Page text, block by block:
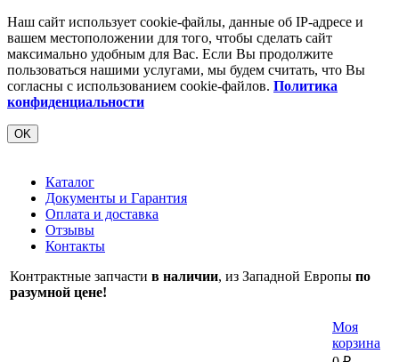
Наш сайт использует cookie-файлы, данные об IP-адресе и
вашем местоположении для того, чтобы сделать сайт
максимально удобным для Вас. Если Вы продолжите
пользоваться нашими услугами, мы будем считать, что Вы
согласны с использованием cookie-файлов. Политика
конфиденциальности
OK
Каталог
Документы и Гарантия
Оплата и доставка
Отзывы
Контакты
Контрактные запчасти в наличии, из Западной Европы по
разумной цене!
Моя
корзина